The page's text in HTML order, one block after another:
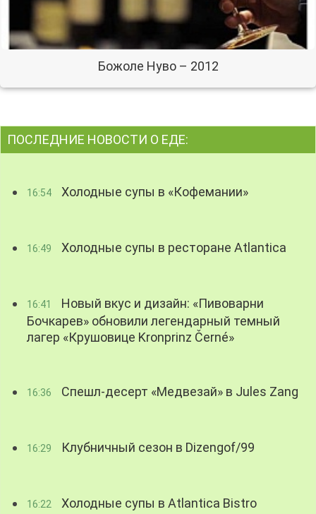
Божоле Нуво – 2012
ПОСЛЕДНИЕ НОВОСТИ О ЕДЕ:
16:54 Холодные супы в «Кофемании»
16:49 Холодные супы в ресторане Atlantica
16:41
Новый вкус и дизайн: «Пивоварни
Бочкарев» обновили легендарный темный
лагер «Крушовице Kronprinz Černé»
16:36 Спешл-десерт «Медвезай» в Jules Zang
16:29 Клубничный сезон в Dizengof/99
16:22 Холодные супы в Atlantica Bistro